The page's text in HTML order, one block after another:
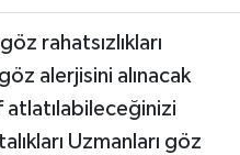
rahatsızlıkları
alerjisini alınacak
atlatılabileceğinizi
Uzmanları göz